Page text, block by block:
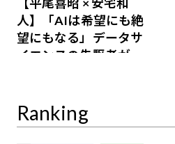
人】「AIは希望にも絶
望にもなる」データサ
イエンスの先駆者が語
Ranking